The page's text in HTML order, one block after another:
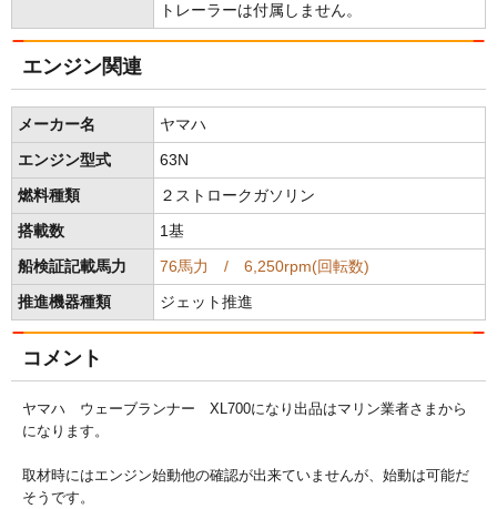
トレーラーは付属しません。
エンジン関連
メーカー名 ヤマハ
エンジン型式 63N
燃料種類 ２ストロークガソリン
搭載数 1基
船検証記載馬力 76馬力 / 6,250rpm(回転数)
推進機器種類 ジェット推進
コメント
ヤマハ ウェーブランナー XL700になり出品はマリン業者さまから
になります。
取材時にはエンジン始動他の確認が出来ていませんが、始動は可能だ
そうです。